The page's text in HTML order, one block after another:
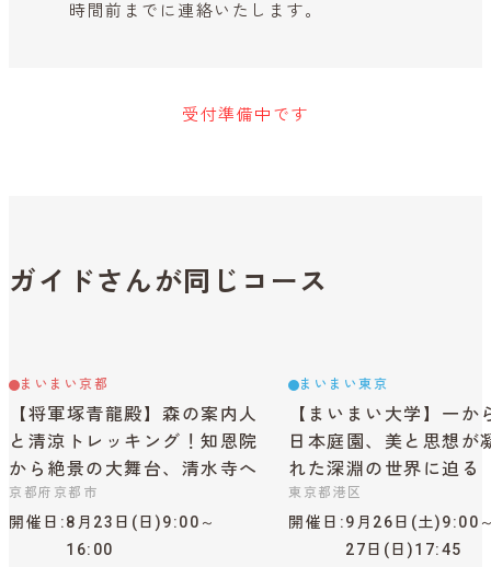
時間前までに連絡いたします。
受付準備中です
ガイドさんが同じコース
まいまい京都
【将軍塚青龍殿】森の案内人
と清涼トレッキング！知恩院
から絶景の大舞台、清水寺へ
京都府京都市
開催日
8月23日(日)9:00～
16:00
まいまい東京
【まいまい大学】一か
日本庭園、美と思想が
れた深淵の世界に迫る
東京都港区
開催日
9月26日(土)9:00
27日(日)17:45